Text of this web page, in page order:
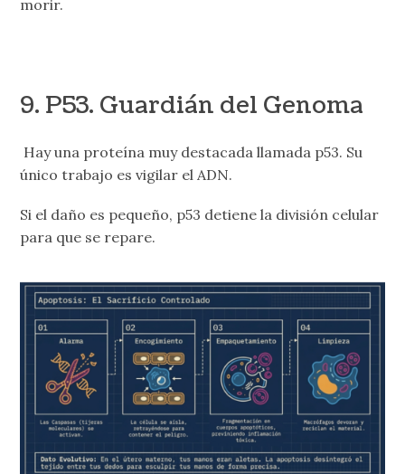
morir.
9. P53. Guardián del Genoma
Hay una proteína muy destacada llamada p53. Su
único trabajo es vigilar el ADN.
Si el daño es pequeño, p53 detiene la división celular
para que se repare.